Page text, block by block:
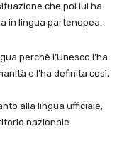
che poi lui ha
in lingua partenopea.
perchè l’Unesco l’ha
e l’ha definita così,
alla lingua ufficiale,
nazionale.